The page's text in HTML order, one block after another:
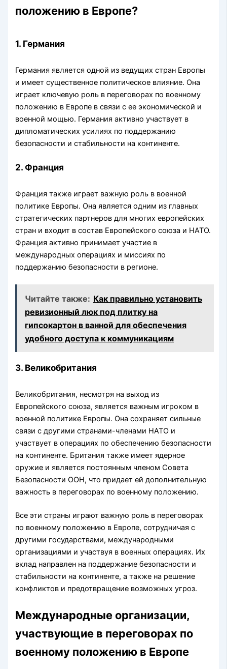
положению в Европе?
1. Германия
Германия является одной из ведущих стран Европы
и имеет существенное политическое влияние. Она
играет ключевую роль в переговорах по военному
положению в Европе в связи с ее экономической и
военной мощью. Германия активно участвует в
дипломатических усилиях по поддержанию
безопасности и стабильности на континенте.
2. Франция
Франция также играет важную роль в военной
политике Европы. Она является одним из главных
стратегических партнеров для многих европейских
стран и входит в состав Европейского союза и НАТО.
Франция активно принимает участие в
международных операциях и миссиях по
поддержанию безопасности в регионе.
Читайте также: Как правильно установить
ревизионный люк под плитку на
гипсокартон в ванной для обеспечения
удобного доступа к коммуникациям
3. Великобритания
Великобритания, несмотря на выход из
Европейского союза, является важным игроком в
военной политике Европы. Она сохраняет сильные
связи с другими странами-членами НАТО и
участвует в операциях по обеспечению безопасности
на континенте. Британия также имеет ядерное
оружие и является постоянным членом Совета
Безопасности ООН, что придает ей дополнительную
важность в переговорах по военному положению.
Все эти страны играют важную роль в переговорах
по военному положению в Европе, сотрудничая с
другими государствами, международными
организациями и участвуя в военных операциях. Их
вклад направлен на поддержание безопасности и
стабильности на континенте, а также на решение
конфликтов и предотвращение возможных угроз.
Международные организации,
участвующие в переговорах по
военному положению в Европе